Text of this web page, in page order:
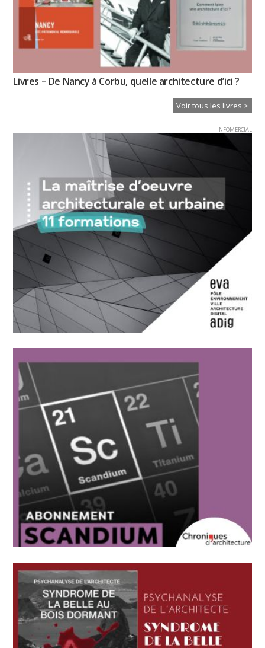
Livres – De Nancy à Corbu, quelle architecture d’ici ?
Voir tous les livres >
INFOMERCIAL